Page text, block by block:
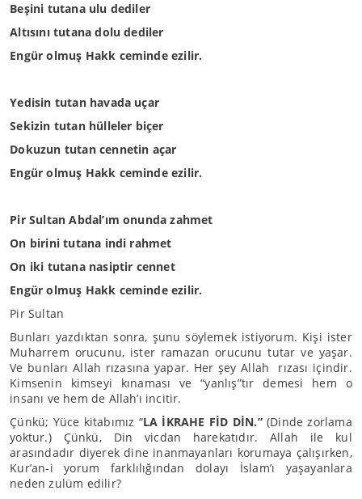
Beşini tutana ulu dediler
Altısını tutana dolu dediler
Engür olmuş Hakk ceminde ezilir.
Yedisin tutan havada uçar
Sekizin tutan hülleler biçer
Dokuzun tutan cennetin açar
Engür olmuş Hakk ceminde ezilir.
Pir Sultan Abdal’ım onunda zahmet
On birini tutana indi rahmet
On iki tutana nasiptir cennet
Engür olmuş Hakk ceminde ezilir.
Pir Sultan
Bunları yazdıktan sonra, şunu söylemek istiyorum. Kişi ister
Muharrem orucunu, ister ramazan orucunu tutar ve yaşar.
Ve bunları Allah rızasına yapar. Her şey Allah rızası içindir.
Kimsenin kimseyi kınaması ve “yanlış”tır demesi hem o
insanı ve hem de Allah’ı incitir.
Çünkü; Yüce kitabımız “LA İKRAHE FİD DİN.”(Dinde zorlama
yoktur.) Çünkü, Din vicdan harekatıdır. Allah ile kul
arasındadır diyerek dine inanmayanları korumaya çalışırken,
Kur’an-i yorum farklılığından dolayı İslam’ı yaşayanlara
neden zulüm edilir?